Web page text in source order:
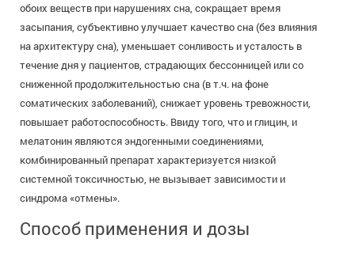
обоих веществ при нарушениях сна, сокращает время
засыпания, субъективно улучшает качество сна (без влияния
на архитектуру сна), уменьшает сонливость и усталость в
течение дня у пациентов, страдающих бессонницей или со
сниженной продолжительностью сна (в т.ч. на фоне
соматических заболеваний), снижает уровень тревожности,
повышает работоспособность. Ввиду того, что и глицин, и
мелатонин являются эндогенными соединениями,
комбинированный препарат характеризуется низкой
системной токсичностью, не вызывает зависимости и
синдрома «отмены».
Способ применения и дозы